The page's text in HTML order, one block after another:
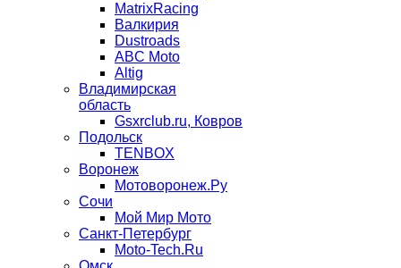
MatrixRacing
Валкирия
Dustroads
ABC Moto
Altig
Владимирская
область
Gsxrclub.ru, Ковров
Подольск
TENBOX
Воронеж
Мотоворонеж.Ру
Сочи
Мой Мир Мото
Санкт-Петербург
Moto-Tech.Ru